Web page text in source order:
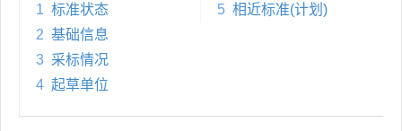
1 标准状态
2 基础信息
3 采标情况
4 起草单位
5 相近标准(计划)